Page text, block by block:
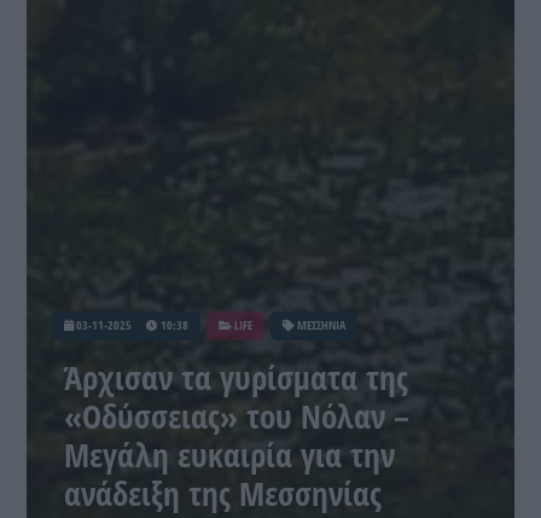
03-11-2025 10:38 LIFE ΜΕΣΣΗΝΙΑ
Άρχισαν τα γυρίσματα της
«Οδύσσειας» του Νόλαν –
Μεγάλη ευκαιρία για την
ανάδειξη της Μεσσηνίας